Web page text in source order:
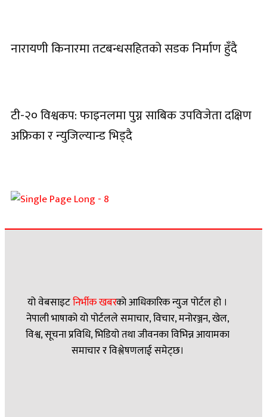
नारायणी किनारमा तटबन्धसहितको सडक निर्माण हुँदै
टी-२० विश्वकप: फाइनलमा पुग्न साबिक उपविजेता दक्षिण
अफ्रिका र न्युजिल्यान्ड भिड्दै
यो वेबसाइटनिर्भीक खबरकाे आधिकारिक न्युज पोर्टल हो ।
नेपाली भाषाको यो पोर्टलले समाचार, विचार, मनोरञ्जन, खेल,
विश्व, सूचना प्रविधि, भिडियो तथा जीवनका विभिन्न आयामका
समाचार र विश्लेषणलाई समेट्छ।